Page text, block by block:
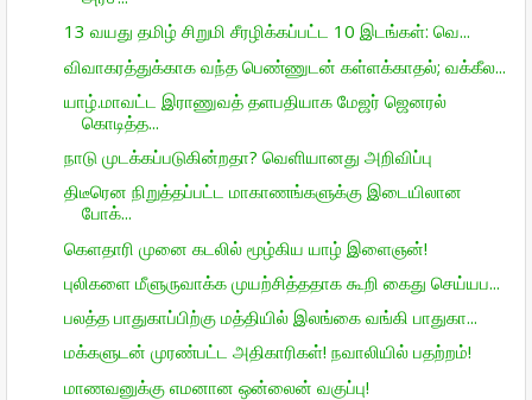
13 வயது தமிழ் சிறுமி சீரழிக்கப்பட்ட 10 இடங்கள்: வெ...
விவாகரத்துக்காக வந்த பெண்ணுடன் கள்ளக்காதல்; வக்கீல...
யாழ்.மாவட்ட இராணுவத் தளபதியாக மேஜர் ஜெனரல்
கொடித்த...
நாடு முடக்கப்படுகின்றதா? வெளியானது அறிவிப்பு
திடீரென நிறுத்தப்பட்ட மாகாணங்களுக்கு இடையிலான
போக்...
கெளதாரி முனை கடலில் மூழ்கிய யாழ் இளைஞன்!
புலிகளை மீளுருவாக்க முயற்சித்ததாக கூறி கைது செய்யப...
பலத்த பாதுகாப்பிற்கு மத்தியில் இலங்கை வங்கி பாதுகா...
மக்களுடன் முரண்பட்ட அதிகாரிகள்! நவாலியில் பதற்றம்!
மாணவனுக்கு எமனான ஒன்லைன் வகுப்பு!